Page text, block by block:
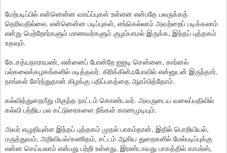
மேற்படிப்பில் என்னென்ன வாய்ப்புகள் உள்ளன என்பதே பலருக்கத்
தெரிவதில்லை. என்னென்ன படிப்புகள், எங்கெல்லாம் அவற்றைப் படிக்கலாம்
என்று பெற்றோர்களும் மாணவர்களும் குழம்பாமல் இருக்க, இந்தப் புத்தகம்
உதவும்.
கே.சத்யநாராயண், என்னைப் போன்றே ஐஐடி சென்னை, கார்னல்
பல்கலைக்கழகங்களில் படித்தவர். கிரிக்கின்ஃபோவில் என்னுடன் இருந்தார்.
நாங்கள் சேர்ந்துதான் கிழக்கு பதிப்பகத்தை ஆரம்பித்தோம்.
கல்வித்துறைமீது மிகுந்த நாட்டம் கொண்டவர். அவருடைய வலைப்பதிவில்
கல்வி பற்றிய பல கட்டுரைகளை நீங்கள் காணமுடியும்.
அவர் எழுதியுள்ள இந்தப் புத்தகம் முதல் பாகம்தான். இதில் பொறியியல்,
மருத்துவம், அறிவியல்/கணிதம், சட்டம் ஆகிய துறைகளில் மேல்படிப்புக்கு
என்ன செய்யலாம் என்பது பற்றி உள்ளது. இரண்டாவது பாகத்தில் காமர்ஸ்,